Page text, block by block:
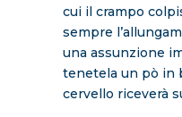
cui il crampo
sempre
una assunzione
tenetela un pò in
cervello riceverà